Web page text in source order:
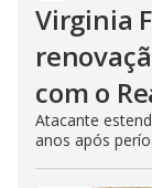
Virginia
com o
Atacante
anos após